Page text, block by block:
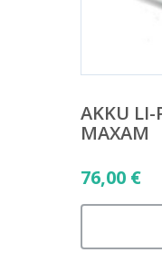
AKKU LI-
MAXAM
76,00 €